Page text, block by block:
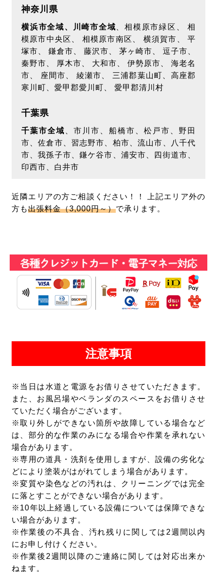
神奈川県
横浜市全域、川崎市全域 、相模原市緑区、 相
模原市中央区、 相模原市南区、 横須賀市、 平
塚市、 鎌倉市、 藤沢市、 茅ヶ崎市、 逗子市、
秦野市、 厚木市、 大和市、 伊勢原市、 海老名
市、 座間市、 綾瀬市、 三浦郡葉山町、高座郡
寒川町、愛甲郡愛川町、 愛甲郡清川村
千葉県
千葉市全域
、市川市、船橋市、松戸市、野田
市、佐倉市、習志野市、柏市、流山市、八千代
市、我孫子市、鎌ケ谷市、浦安市、四街道市、
印西市、白井市
近隣エリアの方ご相談ください！！ 上記エリア外の
方も出張料金（3,000円～）で承ります。
注意事項
※当日は水道と電源をお借りさせていただきます。
また、お風呂場やベランダのスペースをお借りさせ
ていただく場合がございます。
※取り外しができない箇所や故障している場合など
は、部分的な作業のみになる場合や作業を承れない
場合があります。
※専用の道具・洗剤を使用しますが、設備の劣化な
どにより塗装がはがれてしまう場合があります。
※変質や染色などの汚れは、クリーニングでは完全
に落とすことができない場合があります。
※10年以上経過している設備については保障できな
い場合があります。
※作業後の不具合、汚れ残りに関しては2週間以内
にお申し付けください。
※作業後2週間以降のご連絡に関しては対応出来か
ねます。